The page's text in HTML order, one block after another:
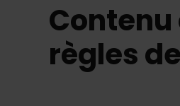
règles